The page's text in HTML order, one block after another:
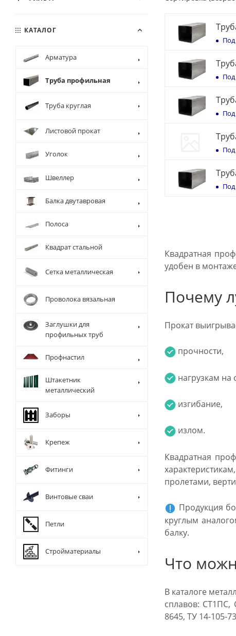
Под
Под
Под
Под
Под
Квадратная
удобен в
Почему
Прокат
прочности,
нагрузкам на
изгибание,
излом.
Квадратная
пролетами,
Продукция
круглым
балку.
Что
В каталоге
сплавов: СТ1ПС,
8645, ТУ 14-105-
КАТАЛОГ
Арматура
Труба профильная
Труба круглая
Листовой прокат
Уголок
Швеллер
Балка двутавровая
Полоса
Квадрат стальной
Сетка металлическая
Проволока вязальная
Заглушки для
профильных труб
Профнастил
Штакетник
металлический
Заборы
Крепеж
Фитинги
Винтовые сваи
Петли
Стройматериалы